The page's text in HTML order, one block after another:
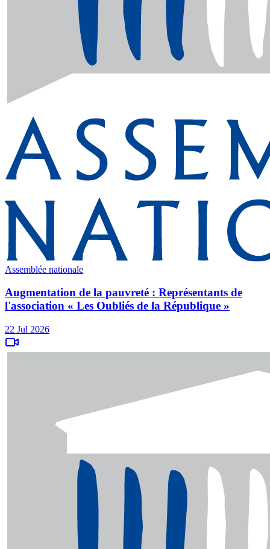
Assemblée nationale
Augmentation de la pauvreté : Représentants de
l'association « Les Oubliés de la République »
22 Jul 2026